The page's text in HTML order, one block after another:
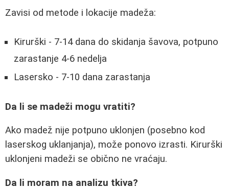
Zavisi od metode i lokacije madeža:
Kirurški - 7-14 dana do skidanja šavova, potpuno
zarastanje 4-6 nedelja
Lasersko - 7-10 dana zarastanja
Da li se madeži mogu vratiti?
Ako madež nije potpuno uklonjen (posebno kod
laserskog uklanjanja), može ponovo izrasti. Kirurški
uklonjeni madeži se obično ne vraćaju.
Da li moram na analizu tkiva?